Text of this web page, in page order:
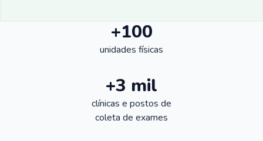
+100
unidades físicas
+3 mil
clínicas e postos de
coleta de exames